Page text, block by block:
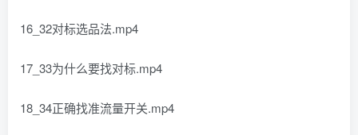
16_32对标选品法.mp4
17_33为什么要找对标.mp4
18_34正确找准流量开关.mp4